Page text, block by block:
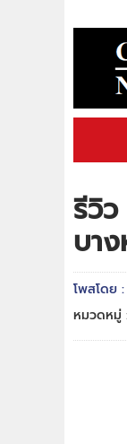
รีวิ
บา
โพสโดย
หมวดหมู่